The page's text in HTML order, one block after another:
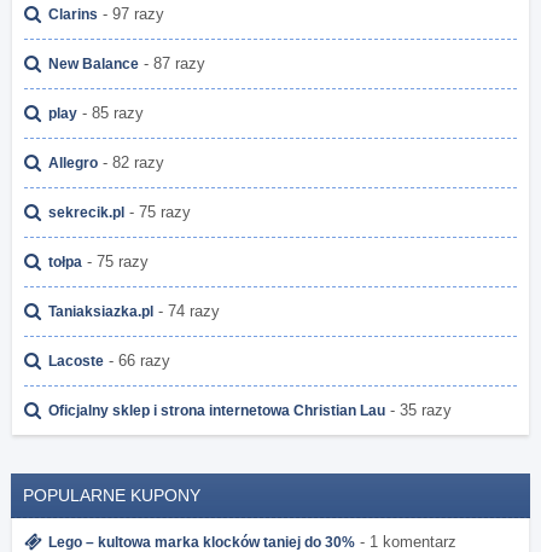
Clarins - 97 razy
New Balance - 87 razy
play - 85 razy
Allegro - 82 razy
sekrecik.pl - 75 razy
tołpa - 75 razy
Taniaksiazka.pl - 74 razy
Lacoste - 66 razy
Oficjalny sklep i strona internetowa Christian Lau - 35 razy
POPULARNE KUPONY
Lego – kultowa marka klocków taniej do 30% - 1 komentarz